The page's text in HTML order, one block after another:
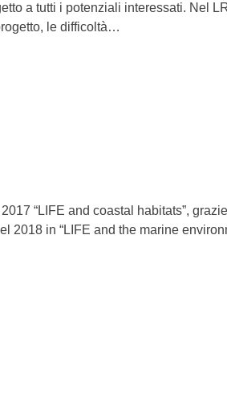
a tutti i potenziali interessati. Nel
le difficoltà…
“LIFE and coastal habitats”,
2018 in “LIFE and the marine